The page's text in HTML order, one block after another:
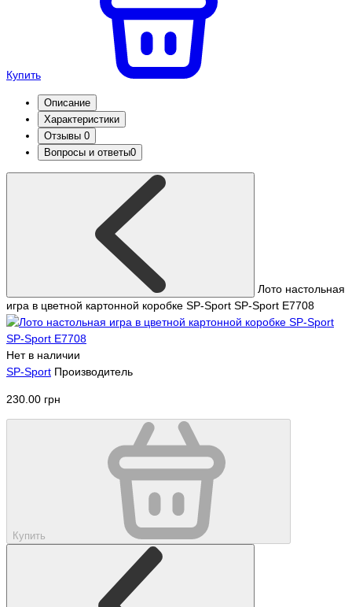
Купить
Описание
Характеристики
Отзывы 0
Вопросы и ответы0
Лото настольная
игра в цветной картонной коробке SP-Sport SP-Sport E7708
Нет в наличии
SP-Sport Производитель
230.00 грн
Купить